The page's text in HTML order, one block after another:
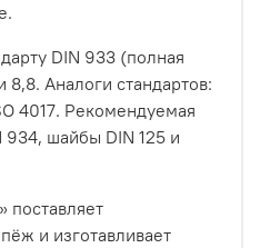
DIN 933 (полная
8,8. Аналоги стандартов:
4017. Рекомендуемая
934, шайбы DIN 125 и
и изготавливает